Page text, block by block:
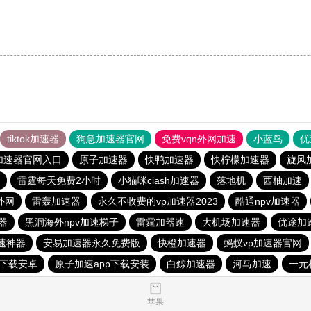
tiktok加速器 狗急加速器官网 免费vqn外网加速 小蓝鸟
速器官网入口
原子加速器 快鸭加速器 快柠檬加速器
旋风
雷霆每天免费2小时
小猫咪ciash加速器 落地机
西柚加速
网
雷轰加速器 永久不收费的vp加速器2023
酷通npv加速器
黑洞海外npv加速梯子 雷霆加器速 大机场加速器
优途加
神器
安易加速器永久免费版 快橙加速器
蚂蚁vp加速器官网
载安卓
原子加速app下载安装 白鲸加速器 河马加速 一元
苹果